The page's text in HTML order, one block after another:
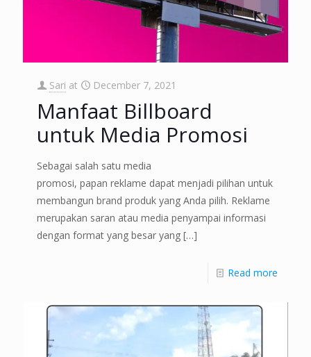
Sari at December 7, 2021
Manfaat Billboard
untuk Media Promosi
Sebagai salah satu media
promosi, papan reklame dapat menjadi pilihan untuk
membangun brand produk yang Anda pilih. Reklame
merupakan saran atau media penyampai informasi
dengan format yang besar yang […]
Read more